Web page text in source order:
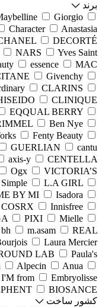
برند
Giorgio
Character
Anastasia
DECORTÉ
NARS
Yves Saint
essence
MAC
Givenchy
CLARINS
CLINIQUE
EQQUAL BERRY
Ben Nye
Fenty Beauty
GUERLIAN
cantu
axis-y
CENTELLA
Ogx
VICTORIA’S
Simple
L.A GIRL
BY MI
Isadora
COSRX
Innisfree
PIXI
Mielle
bh m.asam
REAL
Laura Mercier
LAB
Paula's
Alpecin
Anua
I'M from
Embryolisse
BIOSANCE
کشور ساخت